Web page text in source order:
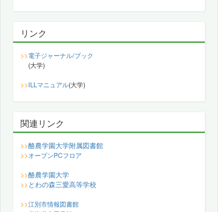
リンク
>>電子ジャーナル/ブック
(大学)
>>ILLマニュアル(大学)
関連リンク
>>酪農学園大学附属図書館
>>オープンPCフロア
>>酪農学園大学
>> とわの森三愛高等学校
>>江別市情報図書館